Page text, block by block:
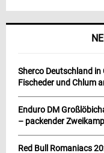
Sherco Deutschland
Fischeder und Chlum
Enduro DM
– packender
Red Bull Romaniacs